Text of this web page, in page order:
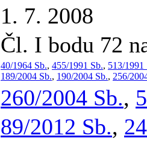
1. 7. 2008
Čl. I bodu 72
40/1964 Sb., 455/1991 Sb., 513/1991
189/2004 Sb., 190/2004 Sb., 256/
260/2004 Sb.,
89/2012 Sb.,